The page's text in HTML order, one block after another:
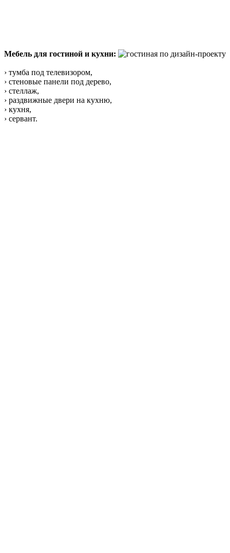
Мебель для гостиной и кухни:
› тумба под телевизором,
› стеновые панели под дерево,
› стеллаж,
› раздвижные двери на кухню,
› кухня,
› сервант.